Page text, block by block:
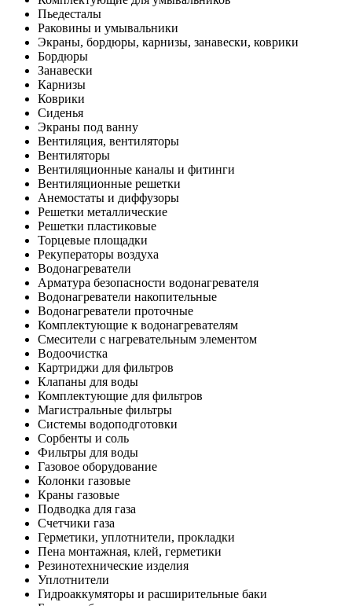
Пьедесталы
Раковины и умывальники
Экраны, бордюры, карнизы, занавески, коврики
Бордюры
Занавески
Карнизы
Коврики
Сиденья
Экраны под ванну
Вентиляция, вентиляторы
Вентиляторы
Вентиляционные каналы и фитинги
Вентиляционные решетки
Анемостаты и диффузоры
Решетки металлические
Решетки пластиковые
Торцевые площадки
Рекуператоры воздуха
Водонагреватели
Арматура безопасности водонагревателя
Водонагреватели накопительные
Водонагреватели проточные
Комплектующие к водонагревателям
Смесители с нагревательным элементом
Водоочистка
Картриджи для фильтров
Клапаны для воды
Комплектующие для фильтров
Магистральные фильтры
Системы водоподготовки
Сорбенты и соль
Фильтры для воды
Газовое оборудование
Колонки газовые
Краны газовые
Подводка для газа
Счетчики газа
Герметики, уплотнители, прокладки
Пена монтажная, клей, герметики
Резинотехнические изделия
Уплотнители
Гидроаккумяторы и расширительные баки